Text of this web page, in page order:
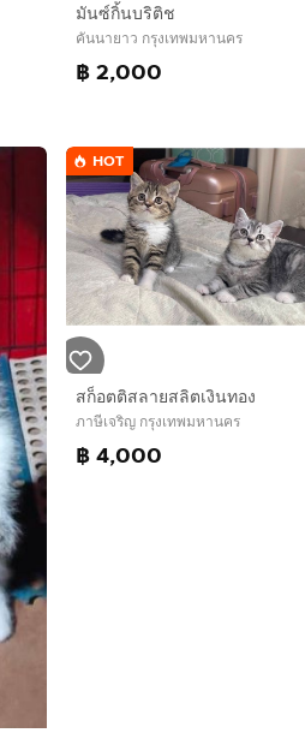
มันซ์กิ้นบริติช
คันนายาว กรุงเทพมหานคร
฿ 2,000
HOT
สก็อตติสลายสลิตเงินทอง
ภาษีเจริญ กรุงเทพมหานคร
฿ 4,000